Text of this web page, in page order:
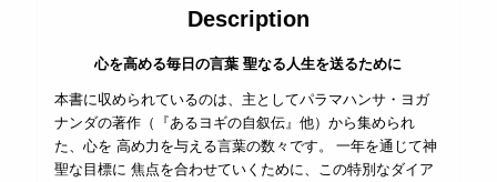
Description
心を高める毎日の言葉 聖なる人生を送るために
本書に収められているのは、主としてパラマハンサ・ヨガ
ナンダの著作（『あるヨギの自叙伝』他）から集められ
た、心を 高め力を与える言葉の数々です。 一年を通じて神
聖な目標に 焦点を合わせていくために、この特別なダイア